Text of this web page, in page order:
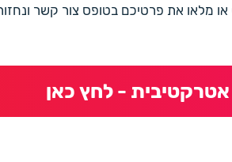
- לחץ כאן